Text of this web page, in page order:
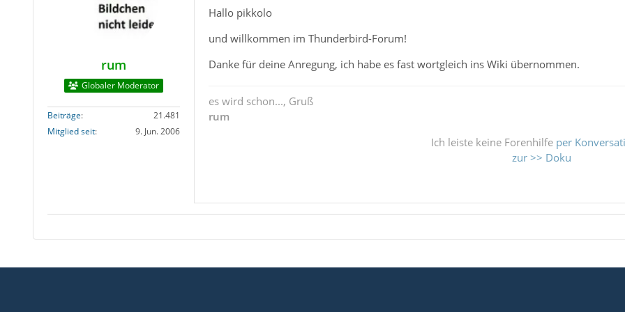
rum
Globaler Moderator
Beiträge
21.481
Mitglied seit
9. Jun. 2006
Hallo pikkolo
und willkommen im Thunderbird-Forum!
Danke für deine Anregung, ich habe es fast wortgleich ins Wiki übernommen.
es wird schon..., Gruß
rum
Ich leiste keine Forenhilfe per
zur >> Doku